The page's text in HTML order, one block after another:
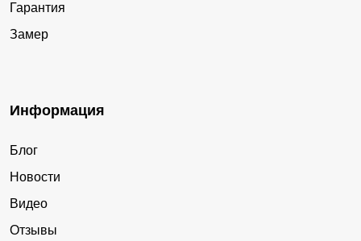
Гарантия
Замер
Информация
Блог
Новости
Видео
Отзывы